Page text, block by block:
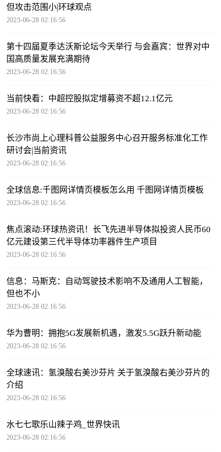
但攻击范围小|环球观点
2023-06-28 02:16:56
第十四届夏季达沃斯论坛今天举行 与会嘉宾：世界对中
国高质量发展充满期待
2023-06-28 02:16:56
当前快看：中超控股拟定增募资不超12.1亿元
2023-06-28 02:16:56
长沙市尚上心理科普公益服务中心召开服务标准化工作
研讨会|当前资讯
2023-06-28 02:16:56
全球信息:千图网详情页模板怎么用 千图网详情页模板
2023-06-28 02:16:56
焦点滚动:环球热资讯！长飞先进半导体拟投资人民币60
亿元建设第三代半导体功率器件生产项目
2023-06-28 02:16:56
信息：马斯克：自动驾驶技术影响不及通用人工智能，
但也不小
2023-06-28 02:16:56
华为曹明：拥抱5G发展新机遇，激发5.5G跃升新动能
2023-06-28 02:16:56
全球速讯：氢溴酸右美沙芬片 关于氢溴酸右美沙芬片的
介绍
2023-06-28 02:16:56
水七七歌乐山辣子鸡_世界快讯
2023-06-28 02:16:56